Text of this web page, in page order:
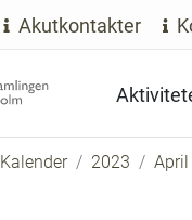
Akutkontakter
Kalender 2023 April